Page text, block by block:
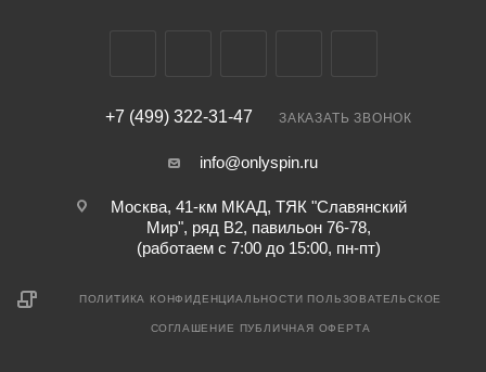
+7 (499) 322-31-47 ЗАКАЗАТЬ ЗВОНОК
info@onlyspin.ru
Москва, 41-км МКАД, ТЯК "Славянский
Мир", ряд В2, павильон 76-78,
(работаем с 7:00 до 15:00, пн-пт)
ПОЛИТИКА КОНФИДЕНЦИАЛЬНОСТИ ПОЛЬЗОВАТЕЛЬСКОЕ
СОГЛАШЕНИЕ ПУБЛИЧНАЯ ОФЕРТА